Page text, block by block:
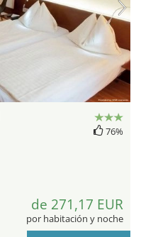
76%
de 271,17 EUR
por habitación y noche